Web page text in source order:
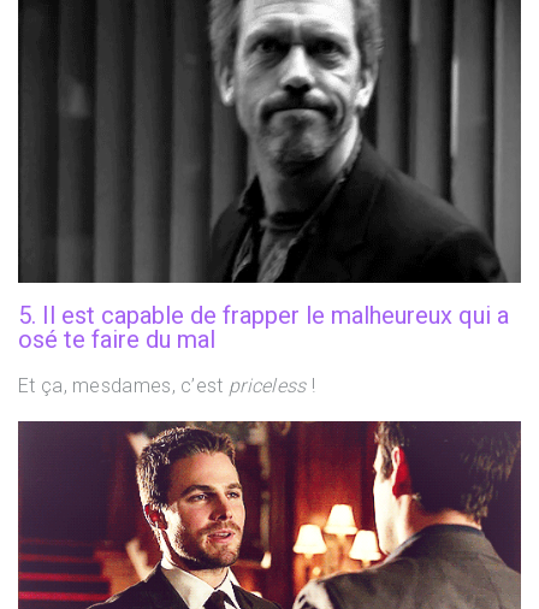
5. Il est capable de frapper le malheureux qui a
osé te faire du mal
Et ça, mesdames, c’est priceless!